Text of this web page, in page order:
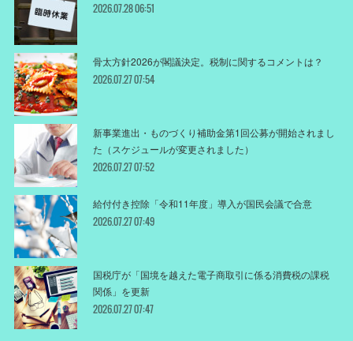
2026.07.28 06:51
骨太方針2026が閣議決定。税制に関するコメントは？
2026.07.27 07:54
新事業進出・ものづくり補助金第1回公募が開始されまし
た（スケジュールが変更されました）
2026.07.27 07:52
給付付き控除「令和11年度」導入が国民会議で合意
2026.07.27 07:49
国税庁が「国境を越えた電子商取引に係る消費税の課税
関係」を更新
2026.07.27 07:47